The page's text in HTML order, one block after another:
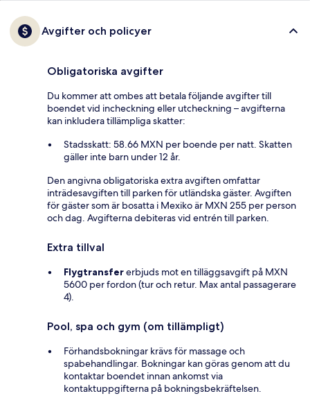
Avgifter och policyer
Obligatoriska avgifter
Du kommer att ombes att betala följande avgifter till
boendet vid incheckning eller utcheckning – avgifterna
kan inkludera tillämpliga skatter:
Stadsskatt: 58.66 MXN per boende per natt. Skatten
gäller inte barn under 12 år.
Den angivna obligatoriska extra avgiften omfattar
inträdesavgiften till parken för utländska gäster. Avgiften
för gäster som är bosatta i Mexiko är MXN 255 per person
och dag. Avgifterna debiteras vid entrén till parken.
Extra tillval
Flygtransfererbjuds mot en tilläggsavgift på MXN
5600 per fordon (tur och retur. Max antal passagerare
4).
Pool, spa och gym (om tillämpligt)
Förhandsbokningar krävs för massage och
spabehandlingar. Bokningar kan göras genom att du
kontaktar boendet innan ankomst via
kontaktuppgifterna på bokningsbekräftelsen.